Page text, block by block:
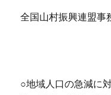
全国山村振興連盟事
○地域人口の急減に